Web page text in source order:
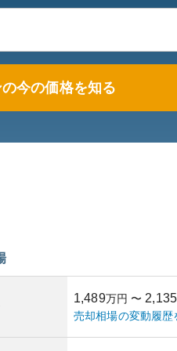
今の価格を知る
1,489万円 〜 2,135
売却相場の変動履歴